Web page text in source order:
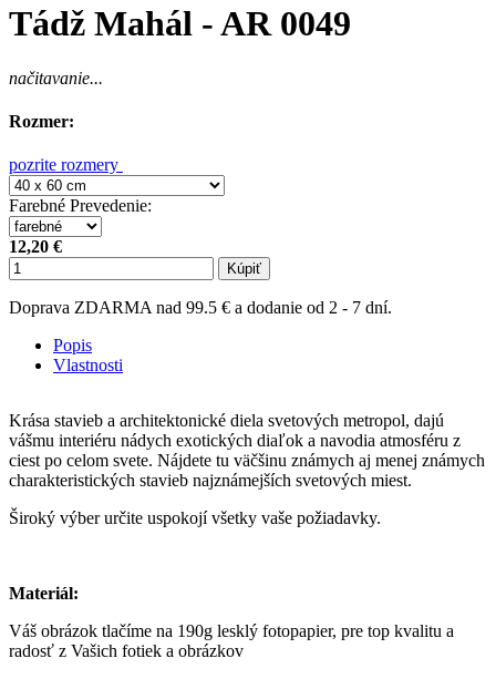
Tádž Mahál - AR 0049
načitavanie...
Rozmer:
pozrite rozmery
Farebné Prevedenie:
12,20 €
Kúpiť
Doprava ZDARMA nad 99.5 € a dodanie od 2 - 7 dní.
Popis
Vlastnosti
Krása stavieb a architektonické diela svetových metropol, dajú
vášmu interiéru nádych exotických diaľok a navodia atmosféru z
ciest po celom svete. Nájdete tu väčšinu známych aj menej známych
charakteristických stavieb najznámejších svetových miest.
Široký výber určite uspokojí všetky vaše požiadavky.
Materiál:
Váš obrázok tlačíme na 190g lesklý fotopapier, pre top kvalitu a
radosť z Vašich fotiek a obrázkov